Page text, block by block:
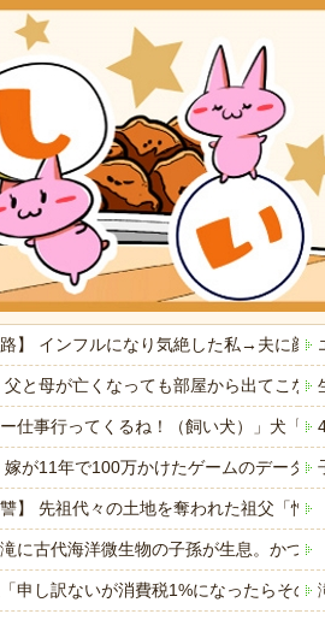
路】 インフルになり気絶した私→夫に顔
父と母が亡くなっても部屋から出てこ
仕事行ってくるね！（飼い犬）」犬「…
嫁が11年で100万かけたゲームのデー
讐】 先祖代々の土地を奪われた祖父「
に古代海洋微生物の子孫が生息。かつ
申し訳ないが消費税1%になったらその